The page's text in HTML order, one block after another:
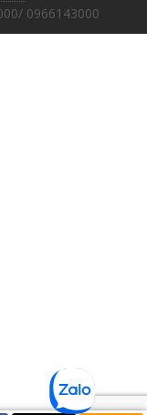
0966143000